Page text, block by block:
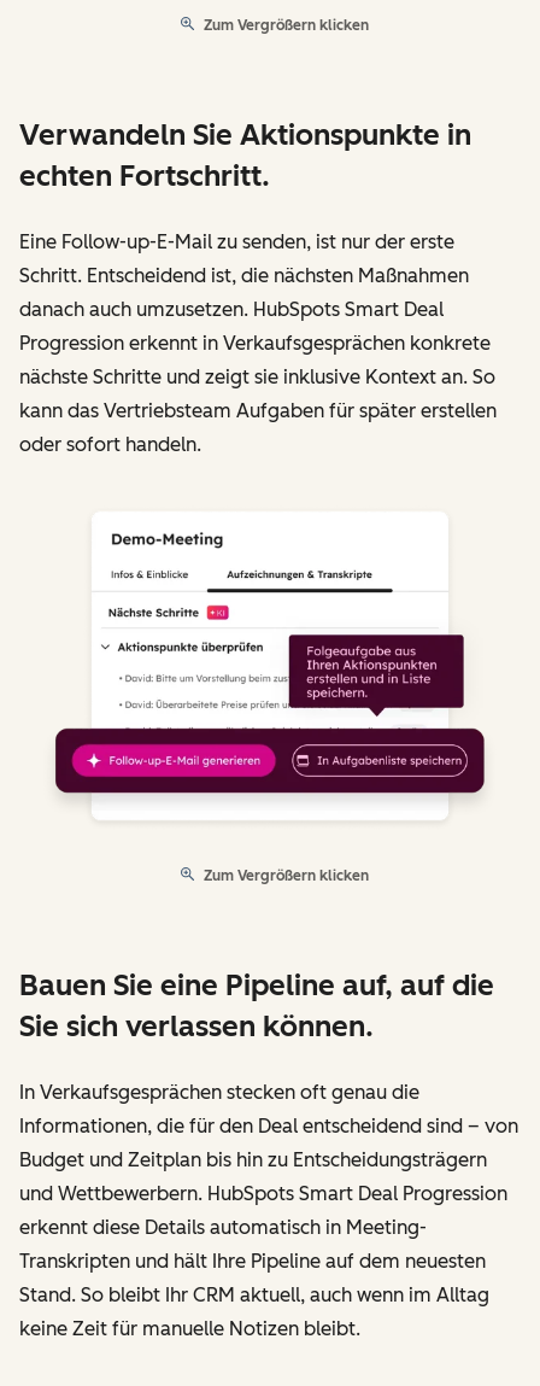
Zum Vergrößern klicken
Verwandeln Sie Aktionspunkte in
echten Fortschritt.
Eine Follow-up-E-Mail zu senden, ist nur der erste
Schritt. Entscheidend ist, die nächsten Maßnahmen
danach auch umzusetzen. HubSpots Smart Deal
Progression erkennt in Verkaufsgesprächen konkrete
nächste Schritte und zeigt sie inklusive Kontext an. So
kann das Vertriebsteam Aufgaben für später erstellen
oder sofort handeln.
Zum Vergrößern klicken
Bauen Sie eine Pipeline auf, auf die
Sie sich verlassen können.
In Verkaufsgesprächen stecken oft genau die
Informationen, die für den Deal entscheidend sind – von
Budget und Zeitplan bis hin zu Entscheidungsträgern
und Wettbewerbern. HubSpots Smart Deal Progression
erkennt diese Details automatisch in Meeting-
Transkripten und hält Ihre Pipeline auf dem neuesten
Stand. So bleibt Ihr CRM aktuell, auch wenn im Alltag
keine Zeit für manuelle Notizen bleibt.